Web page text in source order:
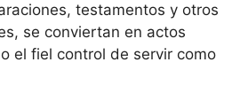
testamentos y otros
se conviertan en actos
el fiel control de servir como